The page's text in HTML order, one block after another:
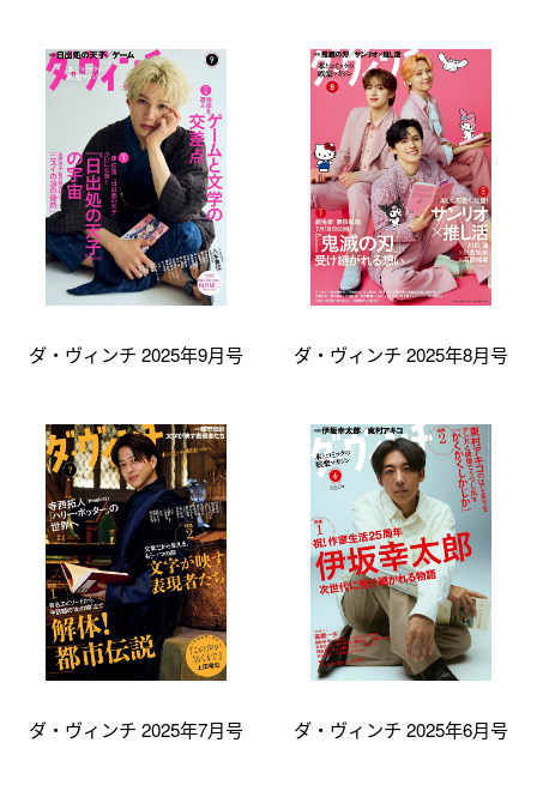
ダ・ヴィンチ 2025年9月号 ダ・ヴィンチ 2025年8月号
ダ・ヴィンチ 2025年7月号 ダ・ヴィンチ 2025年6月号